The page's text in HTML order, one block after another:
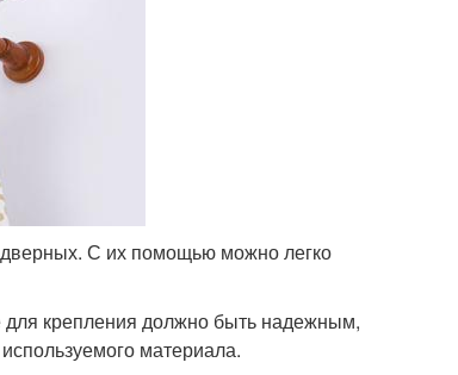
С их помощью можно легко
для крепления должно быть надежным,
материала.